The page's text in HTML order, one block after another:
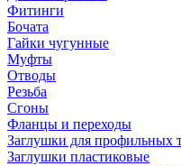
Фитинги
Бочата
Гайки чугунные
Муфты
Отводы
Резьба
Сгоны
Фланцы и переходы
Заглушки для профильных
Заглушки пластиковые